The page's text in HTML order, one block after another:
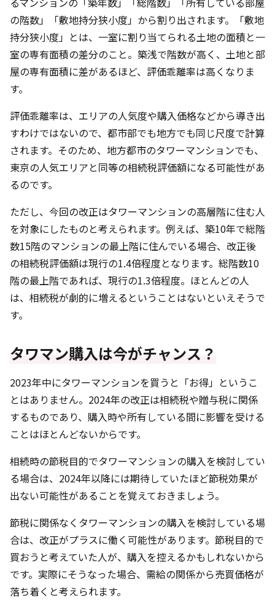
の階数」「敷地持分狭小度」から割り出されます。「敷地
持分狭小度」とは、一室に割り当てられる土地の面積と一
室の専有面積の差分のこと。築浅で階数が高く、土地と部
屋の専有面積に差があるほど、評価乖離率は高くなりま
す。
評価乖離率は、エリアの人気度や購入価格などから導き出
すわけではないので、都市部でも地方でも同じ尺度で計算
されます。そのため、地方都市のタワーマンションでも、
東京の人気エリアと同等の相続税評価額になる可能性があ
るのです。
ただし、今回の改正はタワーマンションの高層階に住む人
を対象にしたものと考えられます。例えば、築10年で総階
数15階のマンションの最上階に住んでいる場合、改正後
の相続税評価額は現行の1.4倍程度となります。総階数10
階の最上階であれば、現行の1.3倍程度。ほとんどの人
は、相続税が劇的に増えるということはないといえそうで
す。
タワマン購入は今がチャンス？
2023年中にタワーマンションを買うと「お得」というこ
とはありません。2024年の改正は相続税や贈与税に関係
するものであり、購入時や所有している間に影響を受ける
ことはほとんどないからです。
相続時の節税目的でタワーマンションの購入を検討してい
る場合は、2024年以降には期待していたほど節税効果が
出ない可能性があることを覚えておきましょう。
節税に関係なくタワーマンションの購入を検討している場
合は、改正がプラスに働く可能性があります。節税目的で
買おうと考えていた人が、購入を控えるかもしれないから
です。実際にそうなった場合、需給の関係から売買価格が
落ち着くと考えられます。